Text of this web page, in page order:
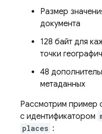
Размер
документа
128 байт для
точки
48
метаданных
Рассмотрим пример
с идентификатором
places :